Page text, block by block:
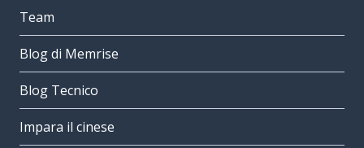
Team
Blog di Memrise
Blog Tecnico
Impara il cinese